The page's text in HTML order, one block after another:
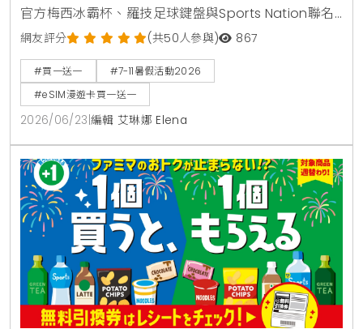
官方梅西冰霸杯、羅技足球鍵盤與Sports Nation聯名
椒麻熱狗。針對親子家庭推出2000場暑期好鄰居同樂
會，免費下載環保手掌繪本。出國旅遊可就近購買eSIM
漫遊網卡享買1送1。
網友評分 (共50人參與) 867
#買一送一
#7-11暑假活動2026
#eSIM漫遊卡買一送一
2026/06/23 編輯 艾琳娜 Elena